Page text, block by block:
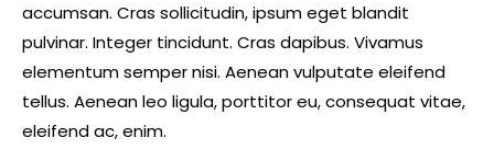
accumsan. Cras sollicitudin, ipsum eget blandit
pulvinar. Integer tincidunt. Cras dapibus. Vivamus
elementum semper nisi. Aenean vulputate eleifend
tellus. Aenean leo ligula, porttitor eu, consequat vitae,
eleifend ac, enim.